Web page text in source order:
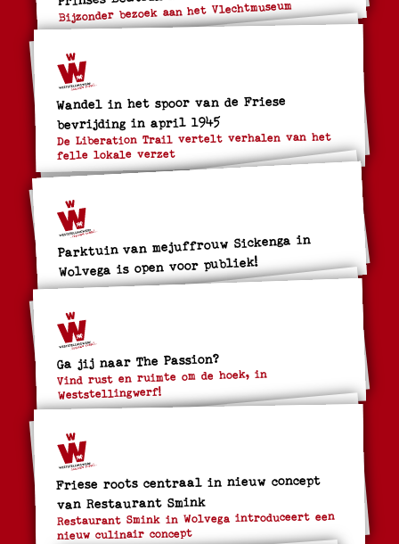
Bijzonder bezoek aan het Vlechtmuseum
Wandel in het spoor van de Friese
bevrijding in april 1945
De Liberation Trail vertelt verhalen van het
felle lokale verzet
Parktuin van mejuffrouw Sickenga in
Wolvega is open voor publiek!
Ga jij naar The Passion?
Vind rust en ruimte om de hoek, in
Weststellingwerf!
Friese roots centraal in nieuw concept
van Restaurant Smink
Restaurant Smink in Wolvega introduceert een
nieuw culinair concept